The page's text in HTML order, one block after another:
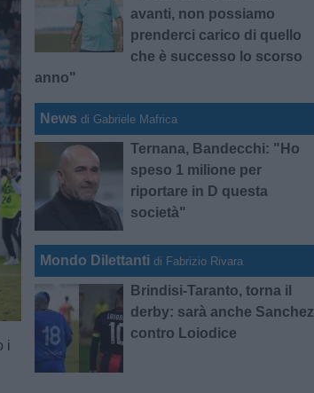
i
avanti, non possiamo
prenderci carico di quello
che è successo lo scorso
anno"
News di Gabriele Mafrica
Ternana, Bandecchi: "Ho
speso 1 milione per
riportare in D questa
società"
Mondo Dilettanti di Fabrizio Rivara
Brindisi-Taranto, torna il
derby: sarà anche Sanchez
contro Loiodice